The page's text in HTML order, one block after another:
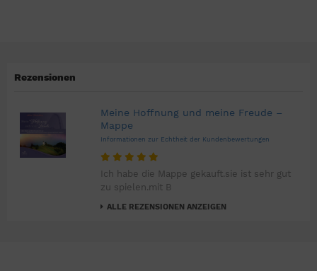
Rezensionen
Meine Hoffnung und meine Freude –
Mappe
Informationen zur Echtheit der Kundenbewertungen
Ich habe die Mappe gekauft.sie ist sehr gut
zu spielen.mit B
ALLE REZENSIONEN ANZEIGEN